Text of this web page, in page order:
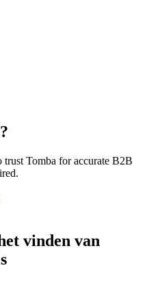
Tomba for accurate B2B
vinden van